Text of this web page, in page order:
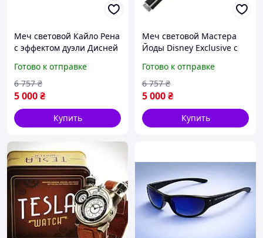
Меч световой Кайло Рена
с эффектом дуэли Дисней
Войны
Готово к отправке
5 000₴
6 757 ₴
Купить
Меч световой Мастера
Йоды Disney Exclusive с
Готово к отправке
5 000₴
6 757 ₴
Купить